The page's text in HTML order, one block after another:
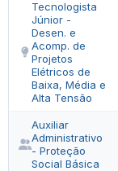
Tecnologista
Júnior -
Desen. e
Acomp. de
Projetos
Elétricos de
Baixa, Média e
Alta Tensão
Auxiliar
Administrativo
- Proteção
Social Básica